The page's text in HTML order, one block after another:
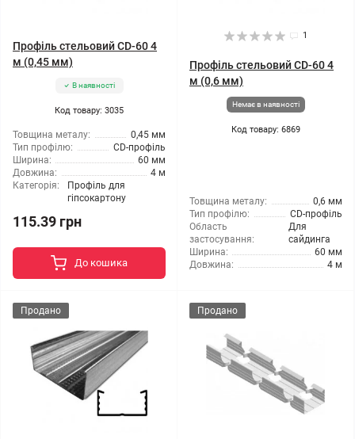
Профіль стельовий CD-60 4
м (0,45 мм)
В наявності
Код товару: 3035
Товщина металу:
0,45 мм
Тип профілю:
CD-профіль
Ширина:
60 мм
Довжина:
4 м
Категорія:
Профіль для
гіпсокартону
115.39 грн
До кошика
1
Профіль стельовий CD-60 4
м (0,6 мм)
Немає в наявності
Код товару: 6869
Товщина металу:
0,6 мм
Тип профілю:
CD-профіль
Область
застосування:
Для
сайдинга
Ширина:
60 мм
Довжина:
4 м
Продано Продано